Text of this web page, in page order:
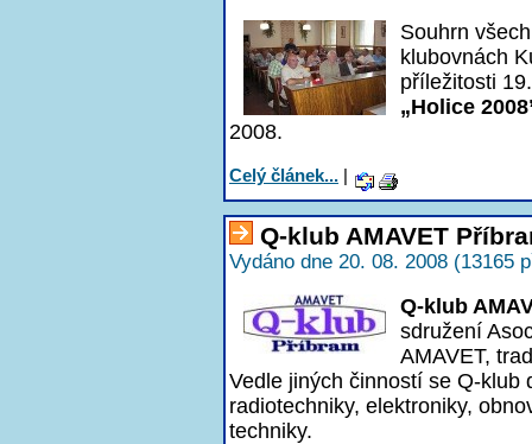
Souhrn
klubovnách
příležitosti
„Holice
2008.
Celý článek... |
Q-klub AMAVET
Vydáno dne 20. 08. 2008 (13165
Q-klub
sdružení
AMAVET,
Vedle jiných činností se Q-klub
radiotechniky, elektroniky,
techniky.